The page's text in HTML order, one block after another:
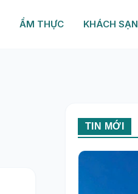
ẨM THỰC KHÁCH SẠN
TIN MỚI